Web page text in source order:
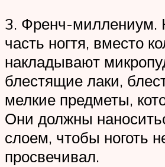
3. Френч-миллениум.
часть ногтя, вместо
накладывают
блестящие лаки,
мелкие предметы,
Они должны
слоем, чтобы ноготь
просвечивал.